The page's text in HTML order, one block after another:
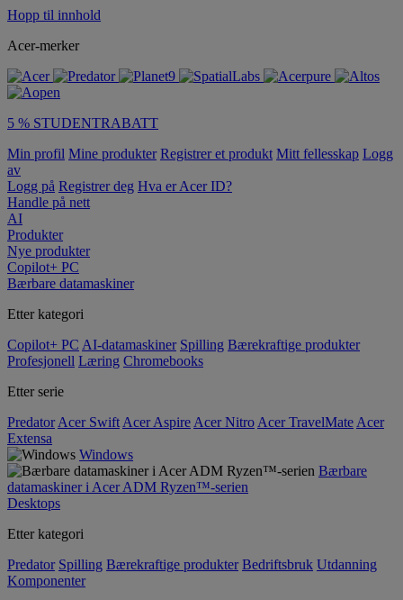
Hopp til innhold
Acer-merker
5 % STUDENTRABATT
Min profil Mine produkter Registrer et produkt Mitt fellesskap Logg
av
Logg på Registrer deg Hva er Acer ID?
Handle på nett
AI
Produkter
Nye produkter
Copilot+ PC
Bærbare datamaskiner
Etter kategori
Copilot+ PC AI-datamaskiner Spilling Bærekraftige produkter
Profesjonell Læring Chromebooks
Etter serie
Predator Acer Swift Acer Aspire Acer Nitro Acer TravelMate Acer
Extensa
Windows
Bærbare
datamaskiner i Acer ADM Ryzen™-serien
Desktops
Etter kategori
Predator Spilling Bærekraftige produkter Bedriftsbruk Utdanning
Komponenter